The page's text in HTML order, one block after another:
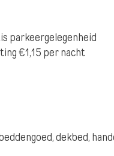
parkeergelegenheid
€1,15 per nacht
dekbed,